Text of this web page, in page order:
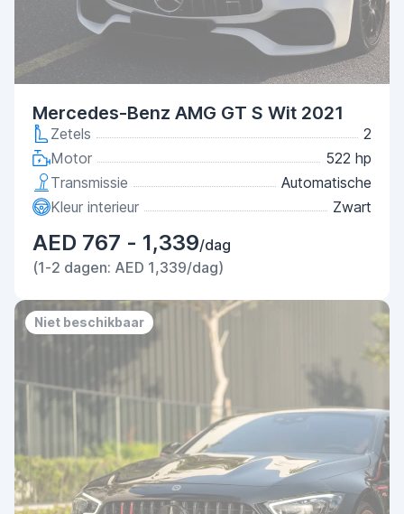
Mercedes-Benz AMG GT S Wit 2021
Zetels
2
Motor
522 hp
Transmissie
Automatische
Kleur interieur
Zwart
AED 767 - 1,339/dag
(1-2 dagen: AED 1,339/dag)
Niet beschikbaar